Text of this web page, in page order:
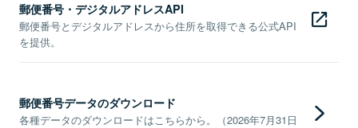
郵便番号・デジタルアドレスAPI
郵便番号とデジタルアドレスから住所を取得できる公式API
を提供。
郵便番号データのダウンロード
各種データのダウンロードはこちらから。（2026年7月31日